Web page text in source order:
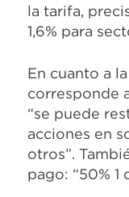
la tarifa,
1,6% para
En cuanto a
corresponde
“se puede
acciones en
otros”.
pago: “50% 1